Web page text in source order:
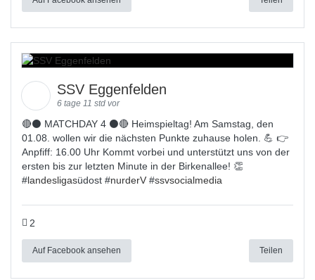
SSV Eggenfelden
6 tage 11 std vor
🔴⚫ MATCHDAY 4 ⚫🔴 Heimspieltag! Am Samstag, den
01.08. wollen wir die nächsten Punkte zuhause holen. 💪 👉
Anpfiff: 16.00 Uhr Kommt vorbei und unterstützt uns von der
ersten bis zur letzten Minute in der Birkenallee! 👏
#landesligasüdost #nurderV #ssvsocialmedia
2
Auf Facebook ansehen Teilen